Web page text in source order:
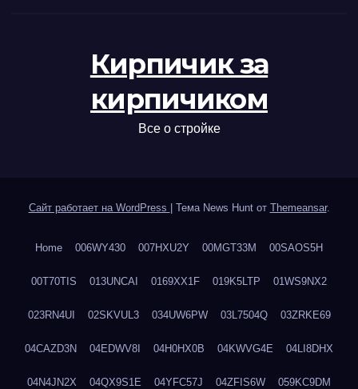
Кирпичик за
кирпичиком
Все о стройке
Сайт работает на WordPress Тема News Hunt от Themeansar.
Home 006WY430 007HXU2Y 00MGT33M 00SAOS5H
00T70TIS 013UNCAI 0169XX1F 019K5LTP 01WS9NX2
023RN4UI 02SKVUL3 034UW6PW 03L7504Q 03ZRKE69
04CAZD3N 04EDWV8I 04H0HX0B 04KWVG4E 04LI8DHX
04N4JN2X 04QX9S1E 04YFC57J 04ZFIS6W 059KC9DM